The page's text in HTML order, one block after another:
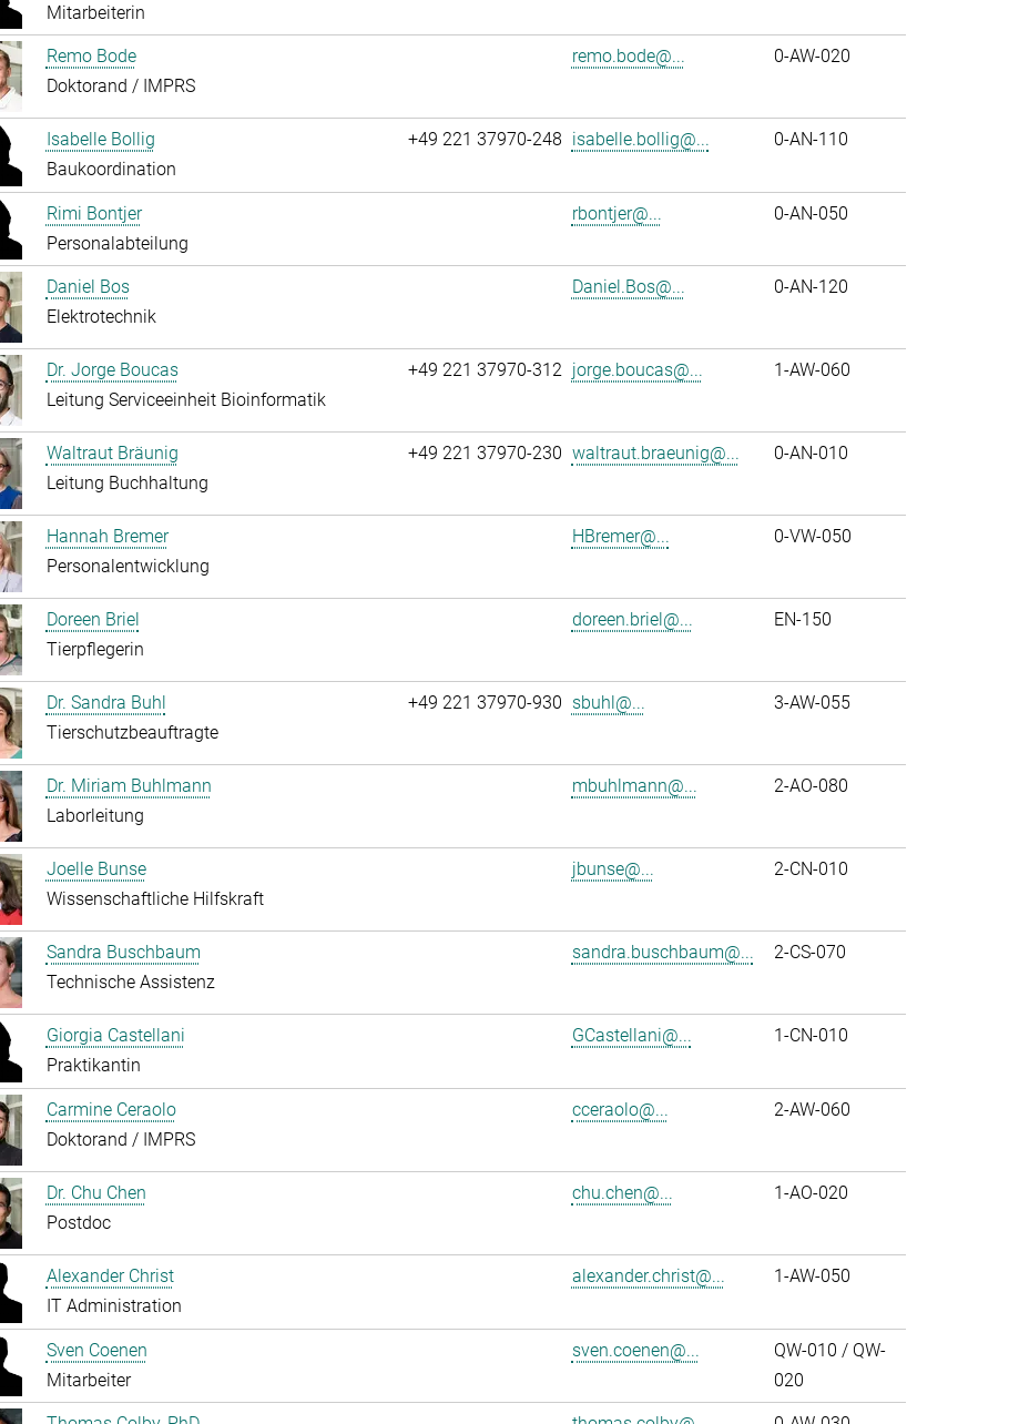
Mitarbeiterin
Remo Bode
Doktorand / IMPRS
remo.bode@... 0-AW-020
Isabelle Bollig
Baukoordination
+49 221 37970-248 isabelle.bollig@... 0-AN-110
Rimi Bontjer
Personalabteilung
rbontjer@... 0-AN-050
Daniel Bos
Elektrotechnik
Daniel.Bos@... 0-AN-120
Dr. Jorge Boucas
Leitung Serviceeinheit Bioinformatik
+49 221 37970-312 jorge.boucas@... 1-AW-060
Waltraut Bräunig
Leitung Buchhaltung
+49 221 37970-230 waltraut.braeunig@... 0-AN-010
Hannah Bremer
Personalentwicklung
HBremer@... 0-VW-050
Doreen Briel
Tierpflegerin
doreen.briel@... EN-150
Dr. Sandra Buhl
Tierschutzbeauftragte
+49 221 37970-930 sbuhl@... 3-AW-055
Dr. Miriam Buhlmann
Laborleitung
mbuhlmann@... 2-AO-080
Joelle Bunse
Wissenschaftliche Hilfskraft
jbunse@... 2-CN-010
Sandra Buschbaum
Technische Assistenz
sandra.buschbaum@... 2-CS-070
Giorgia Castellani
Praktikantin
GCastellani@... 1-CN-010
Carmine Ceraolo
Doktorand / IMPRS
cceraolo@... 2-AW-060
Dr. Chu Chen
Postdoc
chu.chen@... 1-AO-020
Alexander Christ
IT Administration
alexander.christ@... 1-AW-050
Sven Coenen
Mitarbeiter
sven.coenen@...
QW-010 / QW-
020